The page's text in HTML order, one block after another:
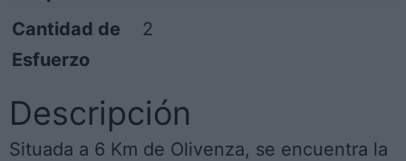
Cantidad de
Esfuerzo
2
Descripción
Situada a 6 Km de Olivenza, se encuentra la